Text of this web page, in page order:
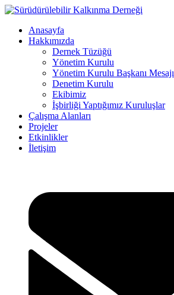
Anasayfa
Hakkımızda
Dernek Tüzüğü
Yönetim Kurulu
Yönetim Kurulu Başkanı Mesajı
Denetim Kurulu
Ekibimiz
İşbirliği Yaptığımız Kuruluşlar
Çalışma Alanları
Projeler
Etkinlikler
İletişim